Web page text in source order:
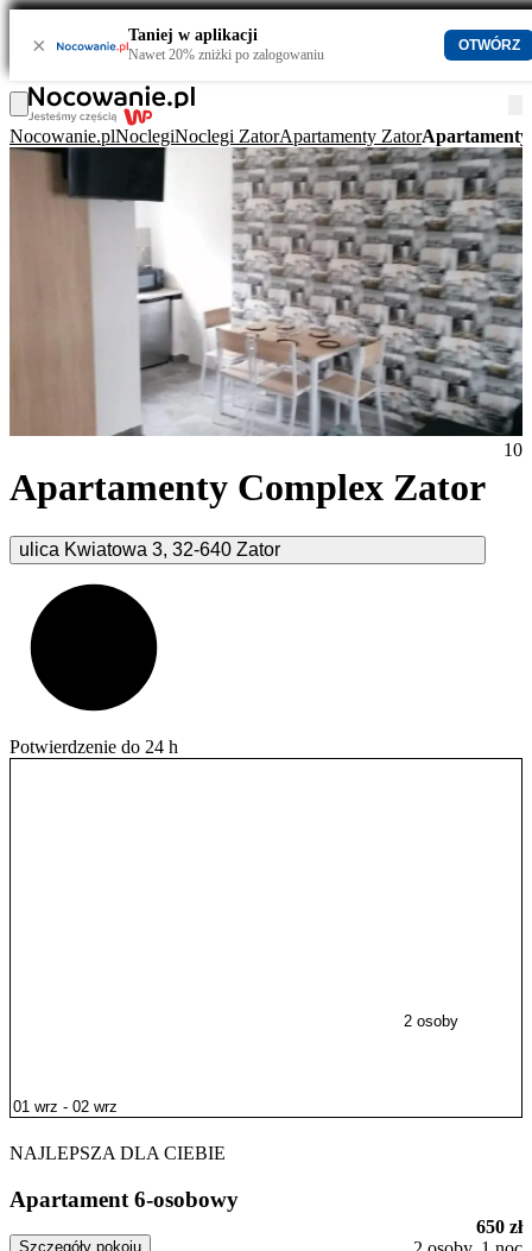
× Taniej w aplikacji
Nawet 20% zniżki po zalogowaniu
OTWÓRZ
Nocowanie.plNoclegiNoclegi ZatorApartamenty Zator
Apartamenty Complex Zator
ulica Kwiatowa 3, 32-640 Zator
10
Potwierdzenie do 24 h
2 osoby
NAJLEPSZA DLA CIEBIE
Apartament 6-osobowy
Szczegóły pokoju
650 zł